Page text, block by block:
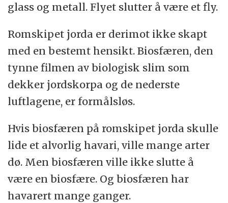
glass og metall. Flyet slutter å være et fly.
Romskipet jorda er derimot ikke skapt
med en bestemt hensikt. Biosfæren, den
tynne filmen av biologisk slim som
dekker jordskorpa og de nederste
luftlagene, er formålsløs.
Hvis biosfæren på romskipet jorda skulle
lide et alvorlig havari, ville mange arter
dø. Men biosfæren ville ikke slutte å
være en biosfære. Og biosfæren har
havarert mange ganger.